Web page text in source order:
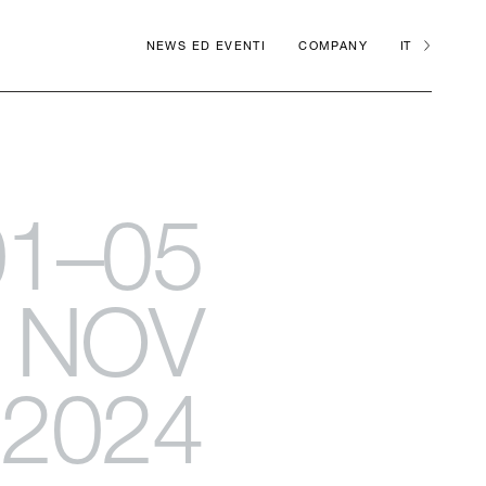
NEWS ED EVENTI COMPANY IT
NOV
2024